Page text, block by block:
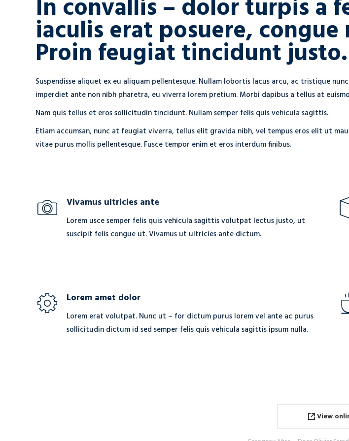
In convallis – dolor turpis a
iaculis erat posuere,
Proin feugiat tincidunt justo.
Suspendisse aliquet ex eu aliquam pellentesque. Nullam lobortis lacus arcu, ac tristique
imperdiet ante non nibh pharetra, eu viverra lorem pretium. Morbi dapibus a tellus at
Nam quis tellus et eros sollicitudin tincidunt. Nullam semper felis quis vehicula sagittis.
Etiam accumsan, nunc at feugiat viverra, tellus elit gravida nibh, vel tempus eros elit ut
vitae purus mollis pellentesque. Fusce tempor enim et eros interdum finibus.
Vivamus ultricies ante
Lorem usce semper felis quis vehicula sagittis volutpat lectus justo, ut
suscipit felis congue ut. Vivamus ut ultricies ante dictum.
Lorem amet dolor
Lorem erat volutpat. Nunc ut – for dictum purus lorem vel ante ac purus
sollicitudin dictum id sed semper felis quis vehicula sagittis ipsum nulla.
View